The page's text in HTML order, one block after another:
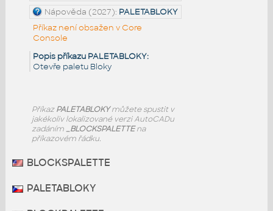
Nápověda (2027): PALETABLOKY
Příkaz není obsažen v Core
Console
Popis příkazu PALETABLOKY:
Otevře paletu Bloky
PříkazPALETABLOKYmůžete spustit v
jakékoliv lokalizované verzi AutoCADu
zadáním _BLOCKSPALETTEna
příkazovém řádku.
BLOCKSPALETTE
PALETABLOKY